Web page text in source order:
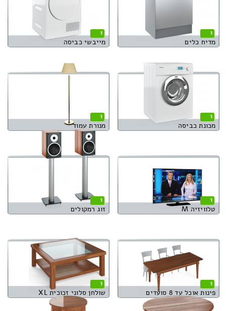
1
מדיח כלים
1
מייבשי כביסה
1
מכונת כביסה
1
מנורת עמוד
1
טלוויזיה M
1
זוג רמקולים
1
פינות אוכל עד 8 סועדים
1
שולחן סלוני זכוכית XL